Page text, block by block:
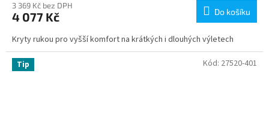
3 369 Kč bez DPH
4 077 Kč Do košíku
Kryty rukou pro vyšší komfort na krátkých i dlouhých výletech
Tip Kód: 27520-401